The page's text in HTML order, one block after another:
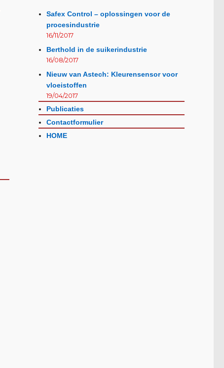
Safex Control – oplossingen voor de
procesindustrie
16/11/2017
Berthold in de suikerindustrie
16/08/2017
Nieuw van Astech: Kleurensensor voor
vloeistoffen
19/04/2017
Publicaties
Contactformulier
HOME